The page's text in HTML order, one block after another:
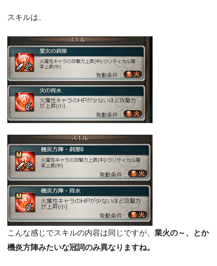
スキルは、
こんな感じでスキルの内容は同じですが、 業火の～、とか
機炎方陣みたいな冠詞のみ異なりますね。